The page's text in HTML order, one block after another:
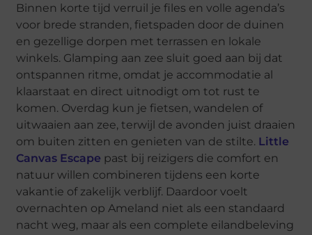
Binnen korte tijd verruil je files en volle agenda’s
voor brede stranden, fietspaden door de duinen
en gezellige dorpen met terrassen en lokale
winkels. Glamping aan zee sluit goed aan bij dat
ontspannen ritme, omdat je accommodatie al
klaarstaat en direct uitnodigt om tot rust te
komen. Overdag kun je fietsen, wandelen of
uitwaaien aan zee, terwijl de avonden juist draaien
om buiten zitten en genieten van de stilte. Little
Canvas Escape past bij reizigers die comfort en
natuur willen combineren tijdens een korte
vakantie of zakelijk verblijf. Daardoor voelt
overnachten op Ameland niet als een standaard
nacht weg, maar als een complete eilandbeleving